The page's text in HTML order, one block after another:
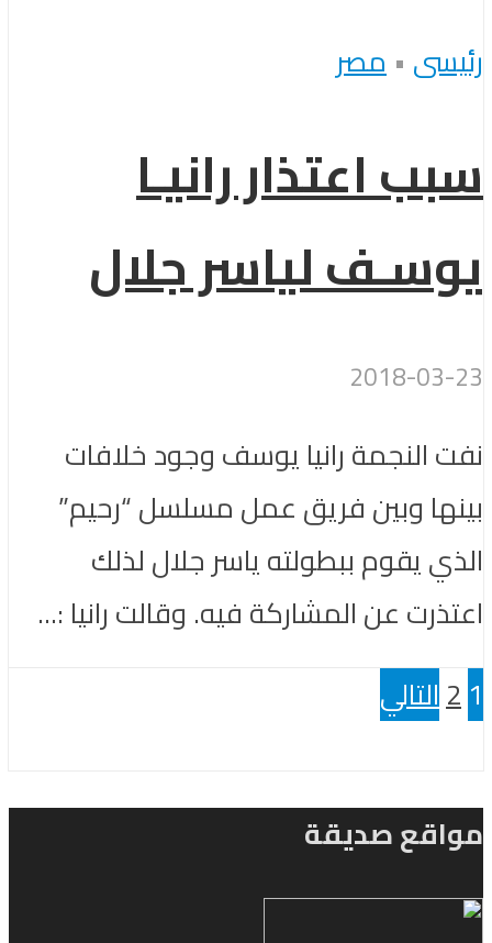
رئيسى •مصر
سبب اعتذار رانيـا
يوسـف لياسر جلال
2018-03-23
نفت النجمة رانيا يوسف وجود خلافات
بينها وبين فريق عمل مسلسل “رحيم”
الذي يقوم ببطولته ياسر جلال لذلك
اعتذرت عن المشاركة فيه. وقالت رانيا :...
1
2التالي
مواقع صديقة